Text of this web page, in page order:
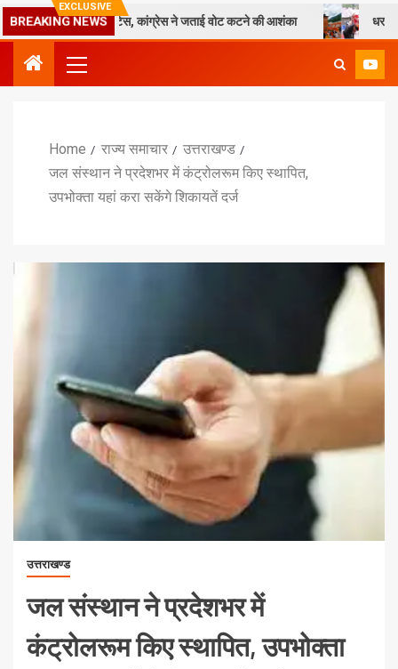
EXCLUSIVE
BREAKING NEWS
को नोटिस, कांग्रेस ने जताई वोट कटने की आशंका धराली आपदा की
Home राज्य समाचार
उत्तराखण्ड
जल संस्थान ने प्रदेशभर में कंट्रोलरूम किए स्थापित,
उपभोक्ता यहां करा सकेंगे शिकायतें दर्ज
उत्तराखण्ड
जल संस्थान ने प्रदेशभर में
कंट्रोलरूम किए स्थापित, उपभोक्ता